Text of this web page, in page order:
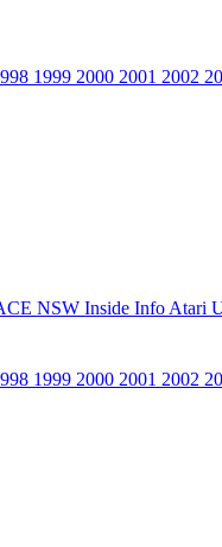
1999 2000 2001 2002
NSW Inside Info Atari
1999 2000 2001 2002